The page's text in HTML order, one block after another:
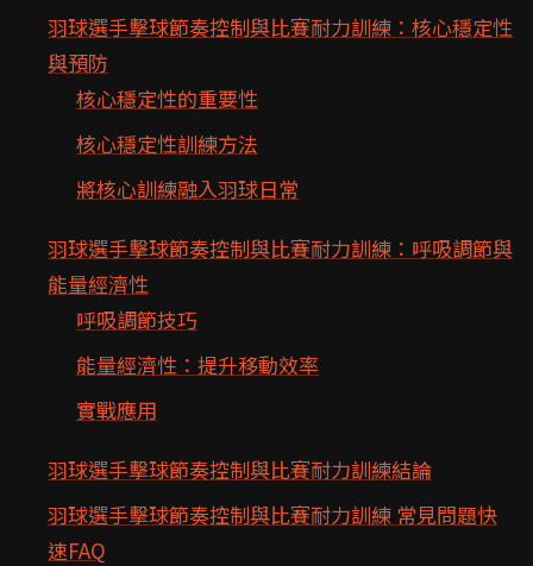
羽球選手擊球節奏控制與比賽耐力訓練：核心穩定性
與預防
核心穩定性的重要性
核心穩定性訓練方法
將核心訓練融入羽球日常
羽球選手擊球節奏控制與比賽耐力訓練：呼吸調節與
能量經濟性
呼吸調節技巧
能量經濟性：提升移動效率
實戰應用
羽球選手擊球節奏控制與比賽耐力訓練結論
羽球選手擊球節奏控制與比賽耐力訓練 常見問題快
速FAQ